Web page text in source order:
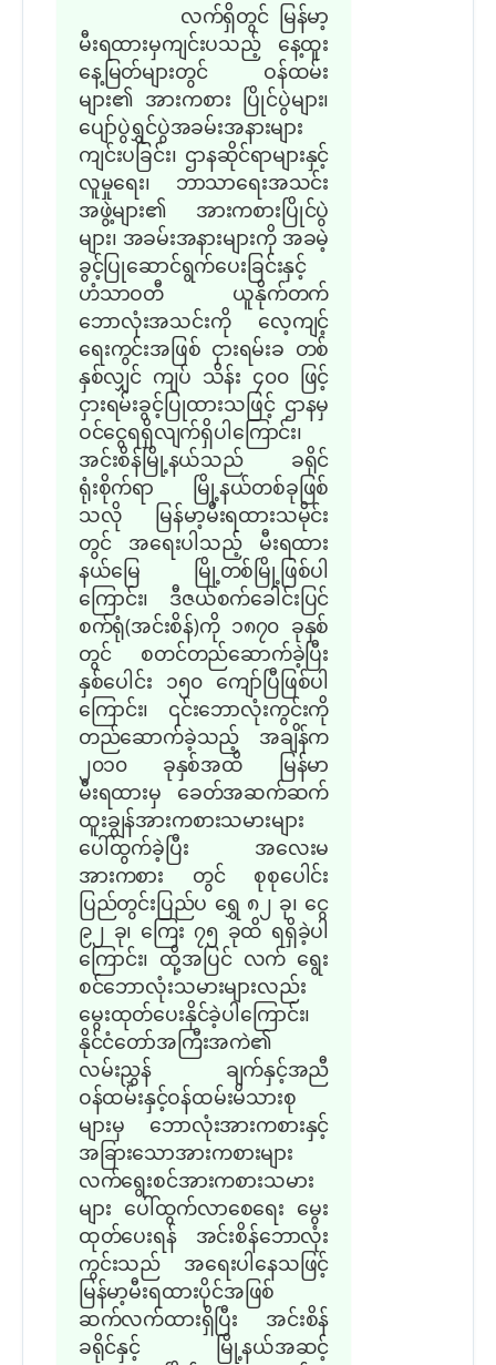
လက်ရှိတွင် မြန်မာ့
မီးရထားမှကျင်းပသည့် နေ့ထူး
နေ့မြတ်များတွင် ဝန်ထမ်း
များ၏ အားကစား ပြိုင်ပွဲများ၊
ပျော်ပွဲရွှင်ပွဲအခမ်းအနားများ
ကျင်းပခြင်း၊ ဌာနဆိုင်ရာများနှင့်
လူမှုရေး၊ ဘာသာရေးအသင်း
အဖွဲ့များ၏ အားကစားပြိုင်ပွဲ
များ၊ အခမ်းအနားများကို အခမဲ့
ခွင့်ပြုဆောင်ရွက်ပေးခြင်းနှင့်
ဟံသာဝတီ ယူနိုက်တက်
ဘောလုံးအသင်းကို လေ့ကျင့်
ရေးကွင်းအဖြစ် ငှားရမ်းခ တစ်
နှစ်လျှင် ကျပ် သိန်း ၄၀၀ ဖြင့်
ငှားရမ်းခွင့်ပြုထားသဖြင့် ဌာနမှ
ဝင်ငွေရရှိလျက်ရှိပါကြောင်း၊
အင်းစိန်မြို့နယ်သည် ခရိုင်
ရုံးစိုက်ရာ မြို့နယ်တစ်ခုဖြစ်
သလို မြန်မာ့မီးရထားသမိုင်း
တွင် အရေးပါသည့် မီးရထား
နယ်မြေ မြို့တစ်မြို့ဖြစ်ပါ
ကြောင်း၊ ဒီဇယ်စက်ခေါင်းပြင်
စက်ရုံ(အင်းစိန်)ကို ၁၈၇၀ ခုနှစ်
တွင် စတင်တည်ဆောက်ခဲ့ပြီး
နှစ်ပေါင်း ၁၅၀ ကျော်ပြီဖြစ်ပါ
ကြောင်း၊ ၎င်းဘောလုံးကွင်းကို
တည်ဆောက်ခဲ့သည့် အချိန်က
၂၀၁၀ ခုနှစ်အထိ မြန်မာ
မီးရထားမှ ခေတ်အဆက်ဆက်
ထူးချွန်အားကစားသမားများ
ပေါ်ထွက်ခဲ့ပြီး အလေးမ
အားကစား တွင် စုစုပေါင်း
ပြည်တွင်းပြည်ပ ရွှေ ၈၂ ခု၊ ငွေ
၉၂ ခု၊ ကြေး ၇၅ ခုထိ ရရှိခဲ့ပါ
ကြောင်း၊ ထို့အပြင် လက် ရွေး
စင်ဘောလုံးသမားများလည်း
မွေးထုတ်ပေးနိုင်ခဲ့ပါကြောင်း၊
နိုင်ငံတော်အကြီးအကဲ၏
လမ်းညွှန် ချက်နှင့်အညီ
ဝန်ထမ်းနှင့်ဝန်ထမ်းမိသားစု
များမှ ဘောလုံးအားကစားနှင့်
အခြားသောအားကစားများ
လက်ရွေးစင်အားကစားသမား
များ ပေါ်ထွက်လာစေရေး မွေး
ထုတ်ပေးရန် အင်းစိန်ဘောလုံး
ကွင်းသည် အရေးပါနေသဖြင့်
မြန်မာ့မီးရထားပိုင်အဖြစ်
ဆက်လက်ထားရှိပြီး အင်းစိန်
ခရိုင်နှင့် မြို့နယ်အဆင့်